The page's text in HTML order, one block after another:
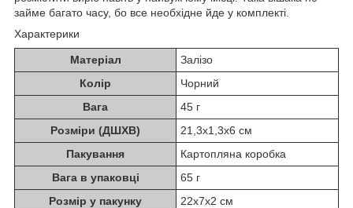
займе багато часу, бо все необхідне йде у комплекті.
Характерики
Матеріал
Залізо
Колір
Чорний
Вага
45 г
Розміри (ДШХВ)
21,3х1,3х6 см
Пакування
Картопляна коробка
Вага в упаковці
65 г
Розмір у пакунку
22x7x2 см